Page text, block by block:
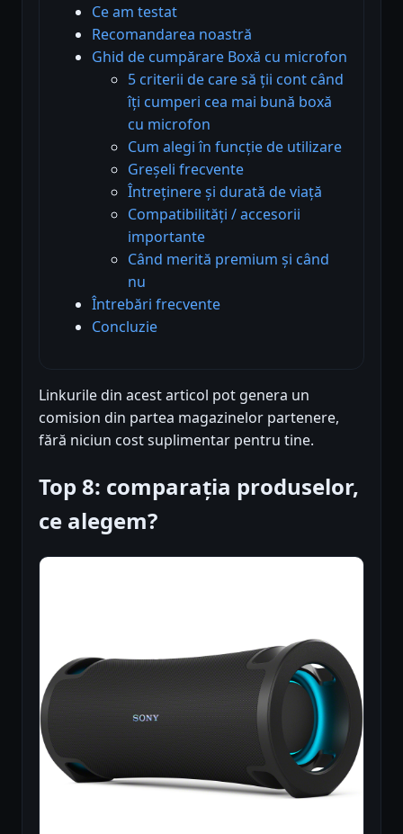
Ce am testat
Recomandarea noastră
Ghid de cumpărare Boxă cu microfon
5 criterii de care să ții cont când
îți cumperi cea mai bună boxă
cu microfon
Cum alegi în funcție de utilizare
Greșeli frecvente
Întreținere și durată de viață
Compatibilități / accesorii
importante
Când merită premium și când
nu
Întrebări frecvente
Concluzie
Linkurile din acest articol pot genera un
comision din partea magazinelor partenere,
fără niciun cost suplimentar pentru tine.
Top 8: comparația produselor,
ce alegem?